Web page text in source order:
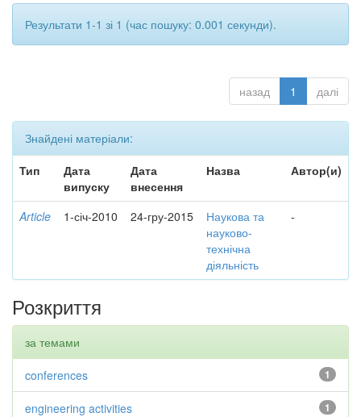
Результати 1-1 зі 1 (час пошуку: 0.001 секунди).
назад 1 далі
Знайдені матеріали:
Тип
Дата
випуску
Дата
внесення
Назва Автор(и)
Article 1-січ-2010 24-гру-2015
Наукова та
науково-
технічна
діяльність
-
Розкриття
за темами
1
conferences
1
engineering activities